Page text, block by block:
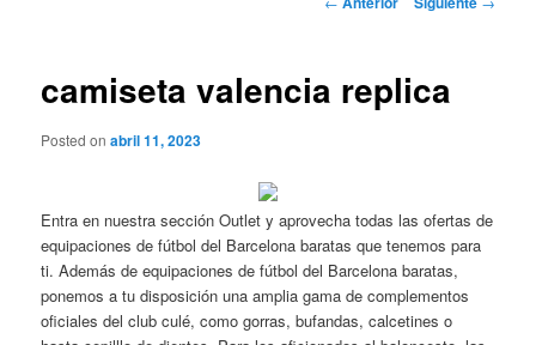
camiseta valencia replica
Posted onabril 11, 2023
Entra en nuestra sección Outlet y aprovecha todas las ofertas de
equipaciones de fútbol del Barcelona baratas que tenemos para
ti. Además de equipaciones de fútbol del Barcelona baratas,
ponemos a tu disposición una amplia gama de complementos
oficiales del club culé, como gorras, bufandas, calcetines o